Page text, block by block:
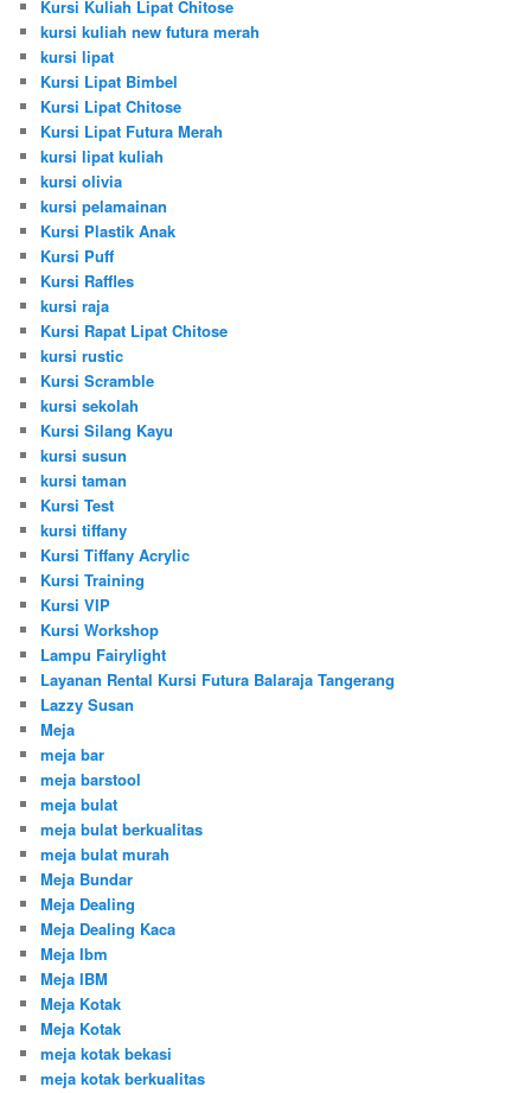
Kursi Kuliah Lipat Chitose
kursi kuliah new futura merah
kursi lipat
Kursi Lipat Bimbel
Kursi Lipat Chitose
Kursi Lipat Futura Merah
kursi lipat kuliah
kursi olivia
kursi pelamainan
Kursi Plastik Anak
Kursi Puff
Kursi Raffles
kursi raja
Kursi Rapat Lipat Chitose
kursi rustic
Kursi Scramble
kursi sekolah
Kursi Silang Kayu
kursi susun
kursi taman
Kursi Test
kursi tiffany
Kursi Tiffany Acrylic
Kursi Training
Kursi VIP
Kursi Workshop
Lampu Fairylight
Layanan Rental Kursi Futura Balaraja Tangerang
Lazzy Susan
Meja
meja bar
meja barstool
meja bulat
meja bulat berkualitas
meja bulat murah
Meja Bundar
Meja Dealing
Meja Dealing Kaca
Meja Ibm
Meja IBM
Meja Kotak
Meja Kotak
meja kotak bekasi
meja kotak berkualitas